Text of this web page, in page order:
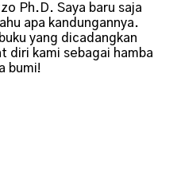
Ph.D. Saya baru saja
apa kandungannya.
yang dicadangkan
diri kami sebagai hamba
bumi!